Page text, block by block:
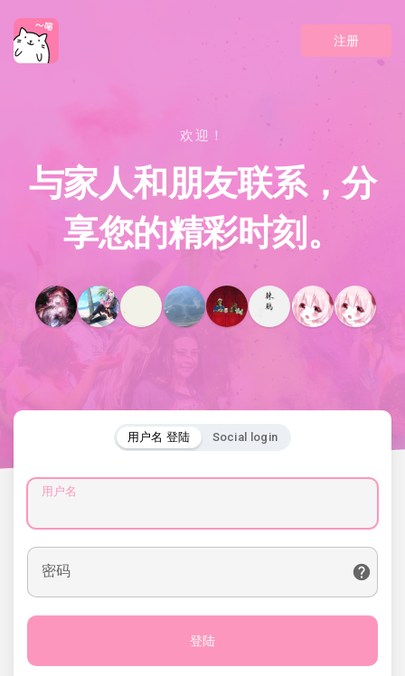
注册
欢迎！
与家人和朋友联系，分
享您的精彩时刻。
用户名 登陆 Social login
用户名
密码
登陆